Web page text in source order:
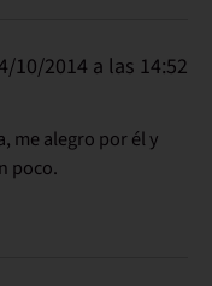
10/2014 a las 14:52
me alegro por él y
poco.